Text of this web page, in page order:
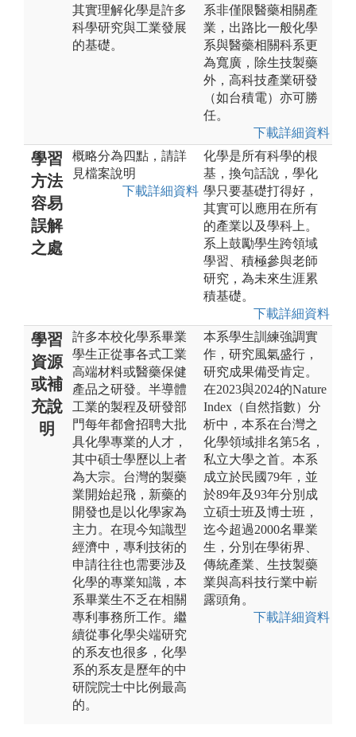
其實理解化學是許多
科學研究與工業發展
的基礎。
系非僅限醫藥相關產
業，出路比一般化學
系與醫藥相關科系更
為寬廣，除生技製藥
外，高科技產業研發
（如台積電）亦可勝
任。
下載詳細資料
學習
方法
容易
誤解
之處
概略分為四點，請詳
見檔案說明
下載詳細資料
化學是所有科學的根
基，換句話說，學化
學只要基礎打得好，
其實可以應用在所有
的產業以及學科上。
系上鼓勵學生跨領域
學習、積極參與老師
研究，為未來生涯累
積基礎。
下載詳細資料
學習
資源
或補
充說
明
許多本校化學系畢業
學生正從事各式工業
高端材料或醫藥保健
產品之研發。半導體
工業的製程及研發部
門每年都會招聘大批
具化學專業的人才，
其中碩士學歷以上者
為大宗。台灣的製藥
業開始起飛，新藥的
開發也是以化學家為
主力。在現今知識型
經濟中，專利技術的
申請往往也需要涉及
化學的專業知識，本
系畢業生不乏在相關
專利事務所工作。繼
續從事化學尖端研究
的系友也很多，化學
系的系友是歷年的中
研院院士中比例最高
的。
本系學生訓練強調實
作，研究風氣盛行，
研究成果備受肯定。
在2023與2024的Nature
Index（自然指數）分
析中，本系在台灣之
化學領域排名第5名，
私立大學之首。本系
成立於民國79年，並
於89年及93年分別成
立碩士班及博士班，
迄今超過2000名畢業
生，分別在學術界、
傳統產業、生技製藥
業與高科技行業中嶄
露頭角。
下載詳細資料